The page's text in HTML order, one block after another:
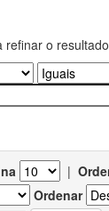
refinar o
|
Ordenar